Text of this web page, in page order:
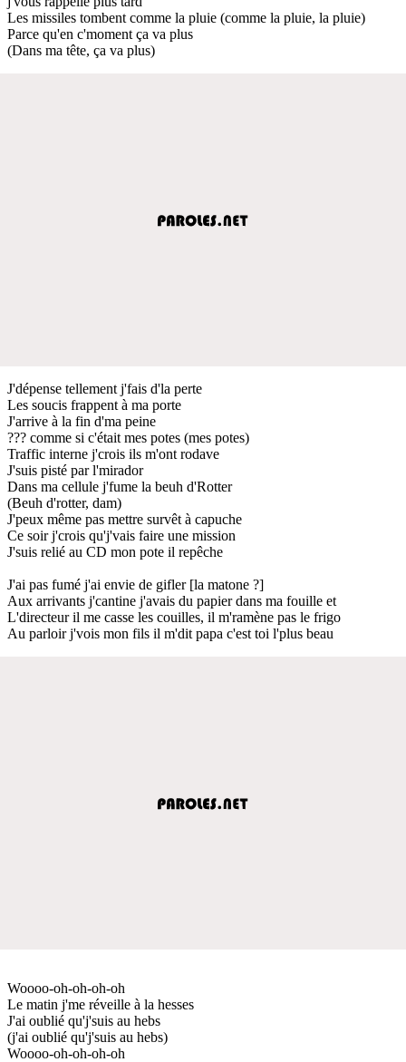
Les missiles tombent comme la pluie (comme la pluie, la pluie)
Parce qu'en c'moment ça va plus
(Dans ma tête, ça va plus)
J'dépense tellement j'fais d'la perte
Les soucis frappent à ma porte
J'arrive à la fin d'ma peine
??? comme si c'était mes potes (mes potes)
Traffic interne j'crois ils m'ont rodave
J'suis pisté par l'mirador
Dans ma cellule j'fume la beuh d'Rotter
(Beuh d'rotter, dam)
J'peux même pas mettre survêt à capuche
Ce soir j'crois qu'j'vais faire une mission
J'suis relié au CD mon pote il repêche
J'ai pas fumé j'ai envie de gifler [la matone ?]
Aux arrivants j'cantine j'avais du papier dans ma fouille et
L'directeur il me casse les couilles, il m'ramène pas le frigo
Au parloir j'vois mon fils il m'dit papa c'est toi l'plus beau
Woooo-oh-oh-oh-oh
Le matin j'me réveille à la hesses
J'ai oublié qu'j'suis au hebs
(j'ai oublié qu'j'suis au hebs)
Woooo-oh-oh-oh-oh